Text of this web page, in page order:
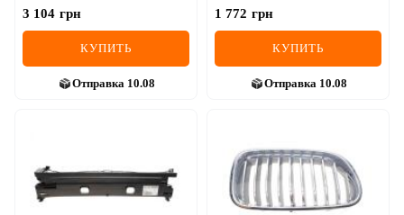
3 104 грн
КУПИТЬ
Отправка 10.08
1 772 грн
КУПИТЬ
Отправка 10.08